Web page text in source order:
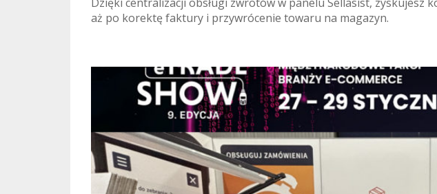
aż po korektę faktury i przywrócenie towaru na magazyn.